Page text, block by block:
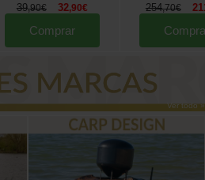
39,90€ 32,90€
Comprar
254,70€
Ver todo »